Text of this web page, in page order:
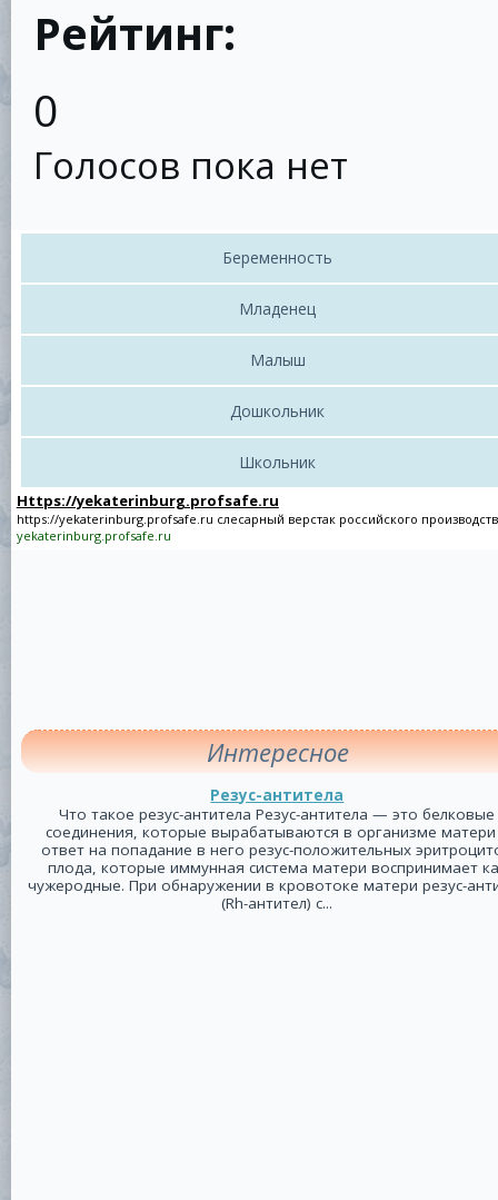
Рейтинг:
0
Голосов пока нет
Беременность
Младенец
Малыш
Дошкольник
Школьник
Https://yekaterinburg.profsafe.ru
https://yekaterinburg.profsafe.ru слесарный верстак российского
yekaterinburg.profsafe.ru
Интересное
Резус-антитела
Что такое резус-антитела Резус-антитела — это белковые
соединения, которые вырабатываются в организме
ответ на попадание в него резус-положительных
плода, которые иммунная система матери воспринимает
чужеродные. При обнаружении в кровотоке матери резус-
(Rh-антител) с...